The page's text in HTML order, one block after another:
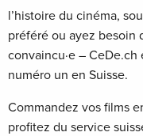
l’histoire du cinéma,
préféré ou ayez besoin
convaincu·e –
numéro un en Suisse.
Commandez vos films
profitez du service